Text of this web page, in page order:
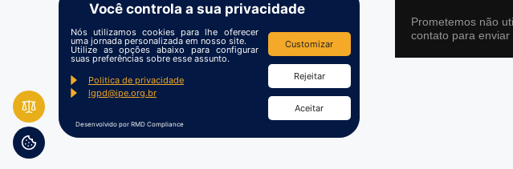
Prometemos não
contato para enviar
Você controla a sua privacidade
Nós utilizamos cookies para lhe oferecer
uma jornada personalizada em nosso site.
Utilize as opções abaixo para configurar
suas preferências sobre esse assunto.
Politica de privacidade
lgpd@ipe.org.br
Customizar
Rejeitar
Aceitar
Desenvolvido por RMD Compliance